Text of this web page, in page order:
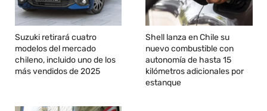
Suzuki retirará cuatro
modelos del mercado
chileno, incluido uno de los
más vendidos de 2025
Shell lanza en Chile su
nuevo combustible con
autonomía de hasta 15
kilómetros adicionales por
estanque